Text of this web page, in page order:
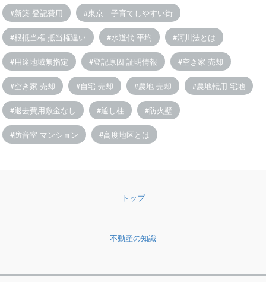
新築 登記費用 東京 子育てしやすい街
根抵当権 抵当権違い 水道代 平均 河川法とは
用途地域無指定 登記原因 証明情報 空き家 売却
空き家 売却 自宅 売却 農地 売却 農地転用 宅地
退去費用敷金なし 通し柱 防火壁
防音室 マンション 高度地区とは
トップ
不動産の知識